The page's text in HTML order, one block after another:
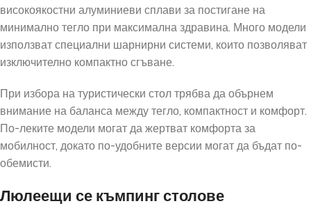
високоякостни алуминиеви сплави за постигане на
минимално тегло при максимална здравина. Много модели
използват специални шарнирни системи, които позволяват
изключително компактно сгъване.
При избора на туристически стол трябва да обърнем
внимание на баланса между тегло, компактност и комфорт.
По-леките модели могат да жертват комфорта за
мобилност, докато по-удобните версии могат да бъдат по-
обемисти.
Люлеещи се къмпинг столове